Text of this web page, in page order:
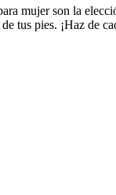
mujer son la
tus pies. ¡Haz de